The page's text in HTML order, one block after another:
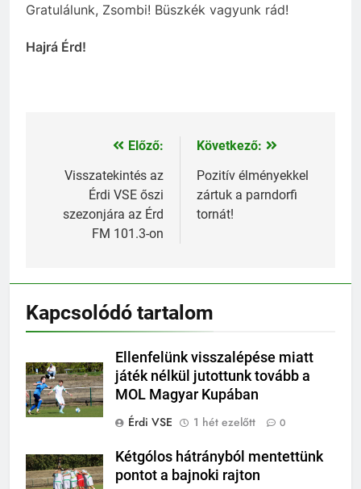
Gratulálunk, Zsombi! Büszkék vagyunk rád!
Hajrá Érd!
Bejegyzés
navigáció
Előző:
Visszatekintés az
Érdi VSE őszi
szezonjára az Érd
FM 101.3-on
Következő:
Pozitív élményekkel
zártuk a parndorfi
tornát!
Kapcsolódó tartalom
Ellenfelünk visszalépése miatt
játék nélkül jutottunk tovább a
MOL Magyar Kupában
Érdi VSE
1 hét ezelőtt 0
Kétgólos hátrányból mentettünk
pontot a bajnoki rajton